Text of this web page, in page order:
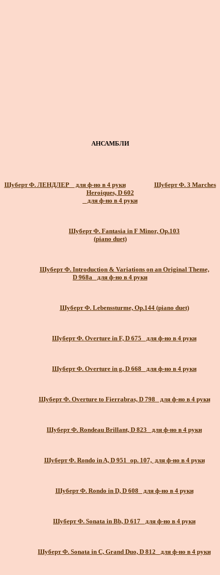
АНСАМБЛИ
Шуберт Ф. ЛЕНДЛЕР _ для ф-но в 4 руки
Шуберт Ф. 3 Marches
Heroiques, D 602
_ для ф-но в 4 руки
Шуберт Ф. Fantasia in F Minor, Op.103
(piano duet)
Шуберт Ф. Introduction & Variations on an Original Theme,
D 968a_ для ф-но в 4 руки
Шуберт Ф. Lebenssturme, Op.144 (piano duet)
Шуберт Ф. Overture in F, D 675_ для ф-но в 4 руки
Шуберт Ф. Overture in g, D 668_ для ф-но в 4 руки
Шуберт Ф. Overture to Fierrabras, D 798_ для ф-но в 4 руки
Шуберт Ф. Rondeau Brillant, D 823_ для ф-но в 4 руки
Шуберт Ф. Rondo in A, D 951_ор. 107, для ф-но в 4 руки
Шуберт Ф. Rondo in D, D 608_ для ф-но в 4 руки
Шуберт Ф. Sonata in Bb, D 617_ для ф-но в 4 руки
Шуберт Ф. Sonata in C, Grand Duo, D 812_ для ф-но в 4 руки